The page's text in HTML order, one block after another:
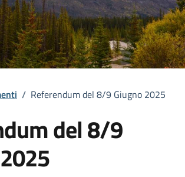
/ Referendum del 8/9 Giugno 2025
del 8/9